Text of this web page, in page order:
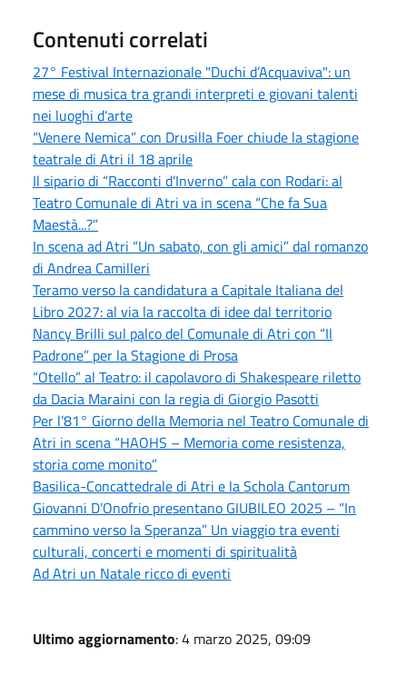
Contenuti correlati
27° Festival Internazionale "Duchi d’Acquaviva": un
mese di musica tra grandi interpreti e giovani talenti
nei luoghi d'arte
“Venere Nemica” con Drusilla Foer chiude la stagione
teatrale di Atri il 18 aprile
Il sipario di “Racconti d’Inverno” cala con Rodari: al
Teatro Comunale di Atri va in scena “Che fa Sua
Maestà...?”
In scena ad Atri “Un sabato, con gli amici” dal romanzo
di Andrea Camilleri
Teramo verso la candidatura a Capitale Italiana del
Libro 2027: al via la raccolta di idee dal territorio
Nancy Brilli sul palco del Comunale di Atri con “Il
Padrone” per la Stagione di Prosa
“Otello” al Teatro: il capolavoro di Shakespeare riletto
da Dacia Maraini con la regia di Giorgio Pasotti
Per l’81° Giorno della Memoria nel Teatro Comunale di
Atri in scena “HAOHS – Memoria come resistenza,
storia come monito”
Basilica-Concattedrale di Atri e la Schola Cantorum
Giovanni D’Onofrio presentano GIUBILEO 2025 – “In
cammino verso la Speranza” Un viaggio tra eventi
culturali, concerti e momenti di spiritualità
Ad Atri un Natale ricco di eventi
Ultimo aggiornamento: 4 marzo 2025, 09:09